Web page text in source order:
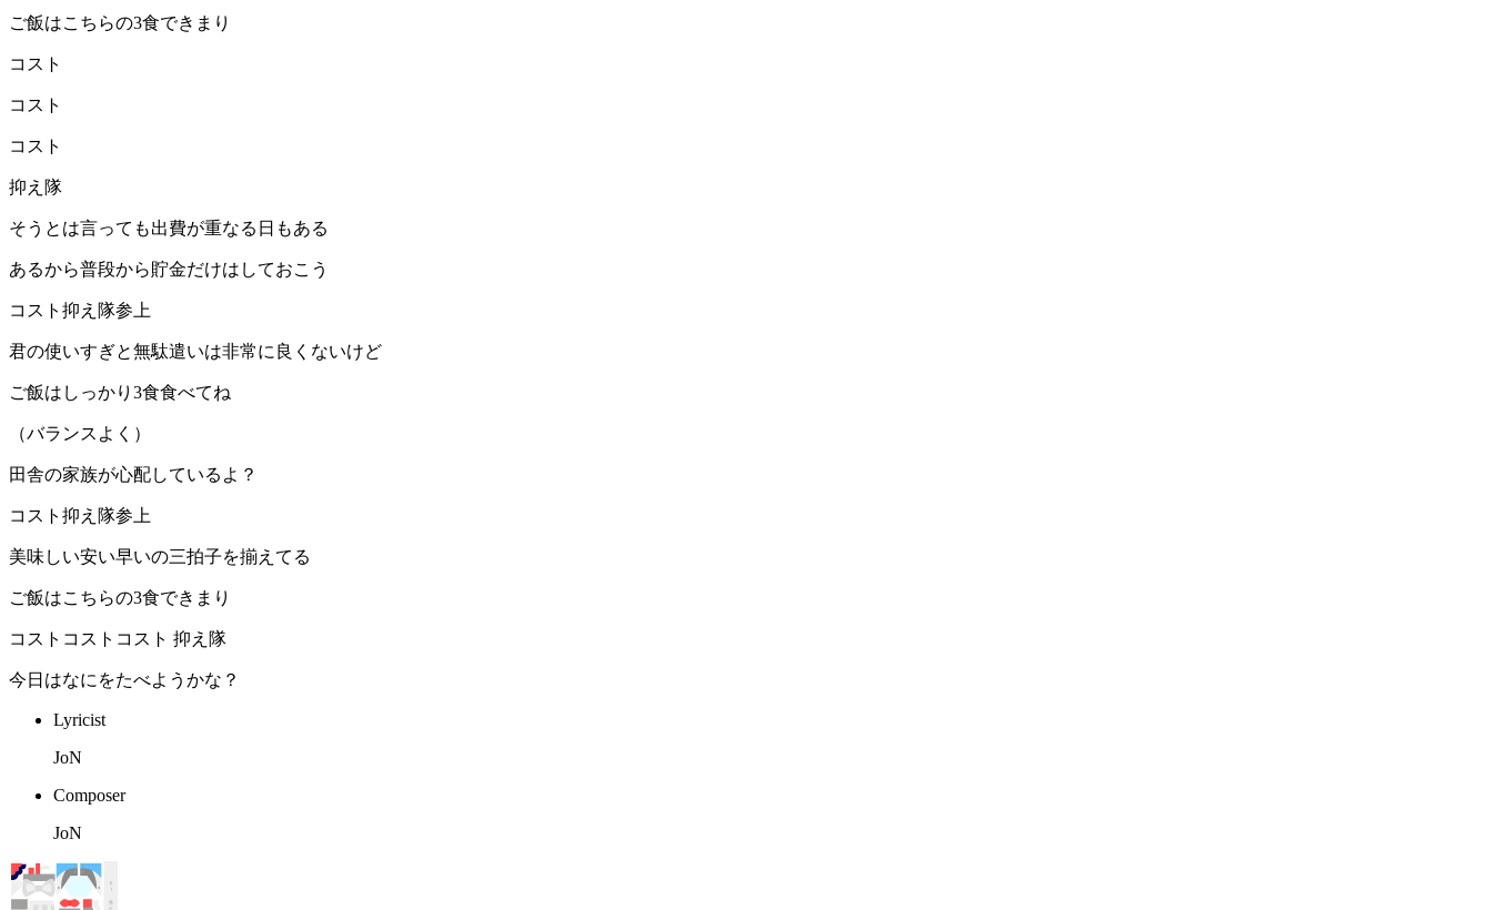
ご飯はこちらの3食できまり
コスト
コスト
コスト
抑え隊
そうとは言っても出費が重なる日もある
あるから普段から貯金だけはしておこう
コスト抑え隊参上
君の使いすぎと無駄遣いは非常に良くないけど
ご飯はしっかり3食食べてね
（バランスよく）
田舎の家族が心配しているよ？
コスト抑え隊参上
美味しい安い早いの三拍子を揃えてる
ご飯はこちらの3食できまり
コストコストコスト 抑え隊
今日はなにをたべようかな？
Lyricist
JoN
Composer
JoN